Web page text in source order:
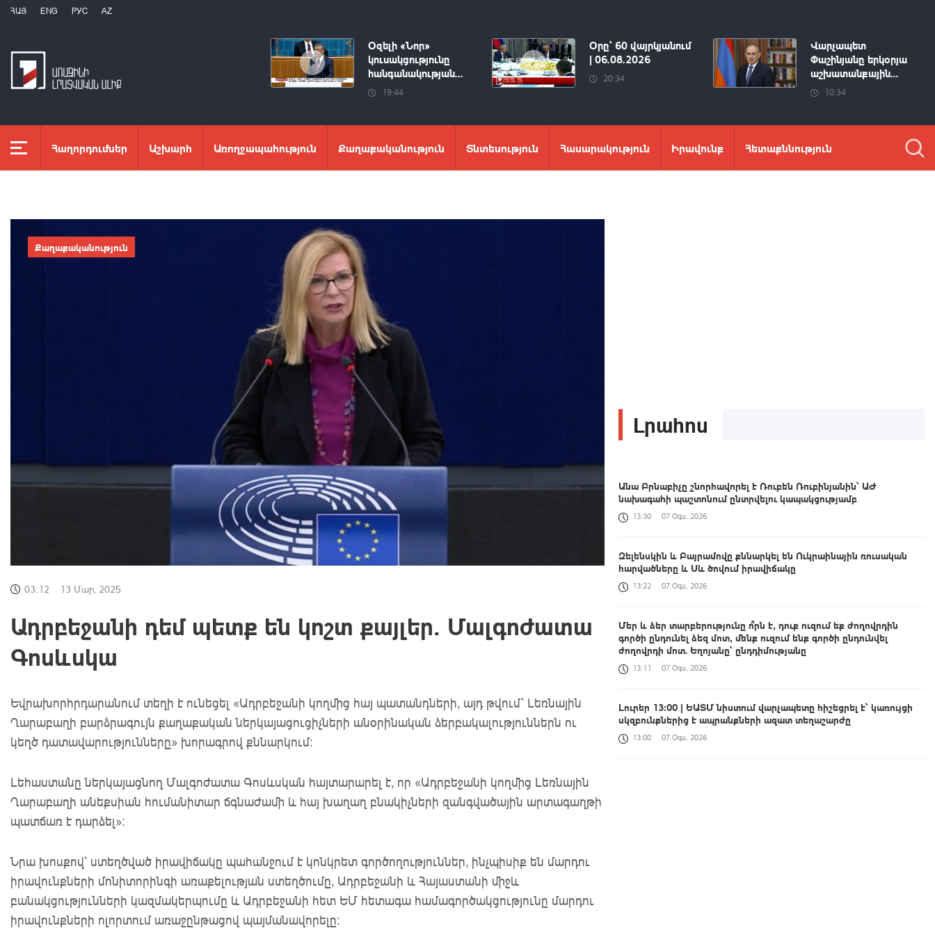
ՀԱՅ ENG РУС AZ
Օզելի «Նոր»
կուսակցությունը
հանգանակության...
19:44
Օրը՝ 60 վայրկյանում
| 06.08.2026
20:34
Վարչապետ
Փաշինյանը երկօրյա
աշխատանքային...
10:34
Հաղորդումներ Աշխարհ Առողջապահություն Քաղաքականություն Տնտեսություն Հասարակություն Իրավունք Հետաքննություն
Քաղաքականություն
03:12 13 Մար, 2025
Ադրբեջանի դեմ պետք են կոշտ քայլեր․ Մալգոժատա
Գոսևսկա
Եվրախորհրդարանում տեղի է ունեցել «Ադրբեջանի կողմից հայ պատանդների, այդ թվում՝ Լեռնային
Ղարաբաղի բարձրագույն քաղաքական ներկայացուցիչների անօրինական ձերբակալություններն ու
կեղծ դատավարությունները» խորագրով քննարկում։
Լեհաստանը ներկայացնող Մալգոժատա Գոսևսկան հայտարարել է, որ «Ադրբեջանի կողմից Լեռնային
Ղարաբաղի անեքսիան հումանիտար ճգնաժամի և հայ խաղաղ բնակիչների զանգվածային արտագաղթի
պատճառ է դարձել»:
Նրա խոսքով՝ ստեղծված իրավիճակը պահանջում է կոնկրետ գործողություններ, ինչպիսիք են մարդու
իրավունքների մոնիտորինգի առաքելության ստեղծումը, Ադրբեջանի և Հայաստանի միջև
բանակցությունների կազմակերպումը և Ադրբեջանի հետ ԵՄ հետագա համագործակցությունը մարդու
իրավունքների ոլորտում առաջընթացով պայմանավորելը:
Լրահոս
Անա Բրնաբիչը շնորհավորել է Ռուբեն Ռուբինյանին՝ ԱԺ
նախագահի պաշտոնում ընտրվելու կապակցությամբ
13:30 07 Օգս, 2026
Զելենսկին և Բայրամովը քննարկել են Ուկրաինային ռուսական
հարվածները և Սև ծովում իրավիճակը
13:22 07 Օգս, 2026
Մեր և ձեր տարբերությունը ո՞րն է, դուք ուզում եք ժողովրդին
գործի ընդունել ձեզ մոտ, մենք ուզում ենք գործի ընդունվել
ժողովրդի մոտ. Եղոյանը՝ ընդդիմությանը
13:11 07 Օգս, 2026
Լուրեր 13:00 | ԵԱՏՄ նիստում վարչապետը հիշեցրել է՝ կառույցի
սկզբունքներից է ապրանքների ազատ տեղաշարժը
13:00 07 Օգս, 2026